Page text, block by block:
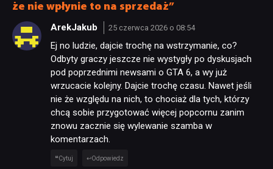
że nie wpłynie to na sprzedaż”
ArekJakub 25 czerwca 2026 o 08:54
Ej no ludzie, dajcie trochę na wstrzymanie, co?
Odbyty graczy jeszcze nie wystygły po dyskusjach
pod poprzednimi newsami o GTA 6, a wy już
wrzucacie kolejny. Dajcie trochę czasu. Nawet jeśli
nie że względu na nich, to chociaż dla tych, którzy
chcą sobie przygotować więcej popcornu zanim
znowu zacznie się wylewanie szamba w
komentarzach.
Cytuj Odpowiedz